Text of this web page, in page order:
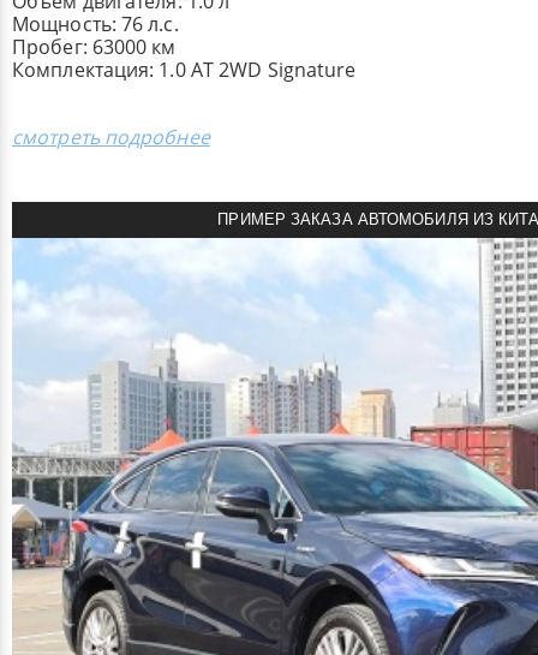
Мощность: 76 л.с.
Пробег: 63000 км
Комплектация: 1.0 AT 2WD Signature
смотреть подробнее
ПРИМЕР ЗАКАЗА АВТОМОБИЛЯ ИЗ